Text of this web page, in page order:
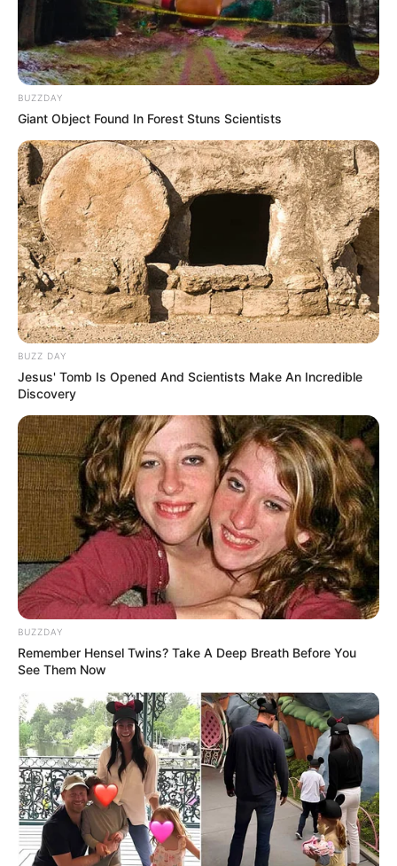
LIHAT ARTIKEL LAINNYA
Laras Kinanda Megan Domani
Beby Tsabina Salshabilla Adriani
Angela Gilsha
BUZZDAY
Giant Object Found In Forest Stuns Scientists
BUZZ DAY
Jesus' Tomb Is Opened And Scientists Make An Incredible
Discovery
BUZZDAY
Remember Hensel Twins? Take A Deep Breath Before You
See Them Now